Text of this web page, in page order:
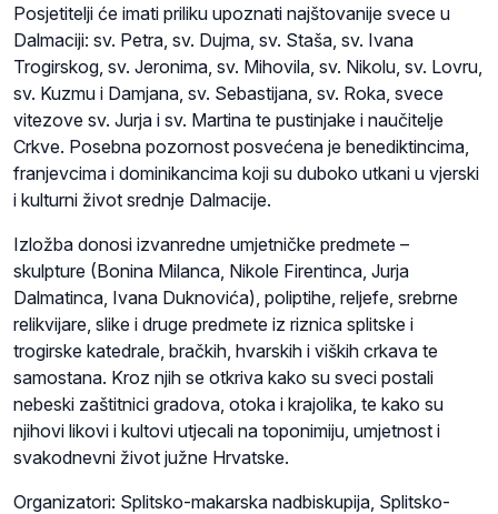
Posjetitelji će imati priliku upoznati najštovanije svece u
Dalmaciji: sv. Petra, sv. Dujma, sv. Staša, sv. Ivana
Trogirskog, sv. Jeronima, sv. Mihovila, sv. Nikolu, sv. Lovru,
sv. Kuzmu i Damjana, sv. Sebastijana, sv. Roka, svece
vitezove sv. Jurja i sv. Martina te pustinjake i naučitelje
Crkve. Posebna pozornost posvećena je benediktincima,
franjevcima i dominikancima koji su duboko utkani u vjerski
i kulturni život srednje Dalmacije.
Izložba donosi izvanredne umjetničke predmete –
skulpture (Bonina Milanca, Nikole Firentinca, Jurja
Dalmatinca, Ivana Duknovića), poliptihe, reljefe, srebrne
relikvijare, slike i druge predmete iz riznica splitske i
trogirske katedrale, bračkih, hvarskih i viških crkava te
samostana. Kroz njih se otkriva kako su sveci postali
nebeski zaštitnici gradova, otoka i krajolika, te kako su
njihovi likovi i kultovi utjecali na toponimiju, umjetnost i
svakodnevni život južne Hrvatske.
Organizatori: Splitsko-makarska nadbiskupija, Splitsko-